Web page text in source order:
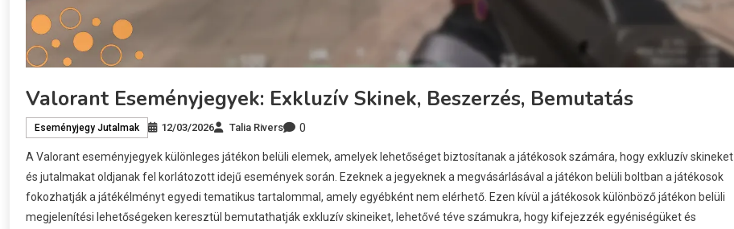
Valorant Eseményjegyek: Exkluzív Skinek, Beszerzés, Bemutatás
Eseményjegy Jutalmak 12/03/2026 Talia Rivers 0
A Valorant eseményjegyek különleges játékon belüli elemek, amelyek lehetőséget biztosítanak a játékosok számára, hogy exkluzív skineket
és jutalmakat oldjanak fel korlátozott idejű események során. Ezeknek a jegyeknek a megvásárlásával a játékon belüli boltban a játékosok
fokozhatják a játékélményt egyedi tematikus tartalommal, amely egyébként nem elérhető. Ezen kívül a játékosok különböző játékon belüli
megjelenítési lehetőségeken keresztül bemutathatják exkluzív skineiket, lehetővé téve számukra, hogy kifejezzék egyéniségüket és